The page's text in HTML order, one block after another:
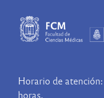
Horario de
horas.